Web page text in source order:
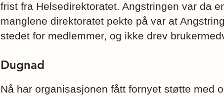
frist fra Helsedirektoratet. Angstringen var da
manglene direktoratet pekte på var at
stedet for medlemmer, og ikke drev
Dugnad
Nå har organisasjonen fått fornyet støtte med